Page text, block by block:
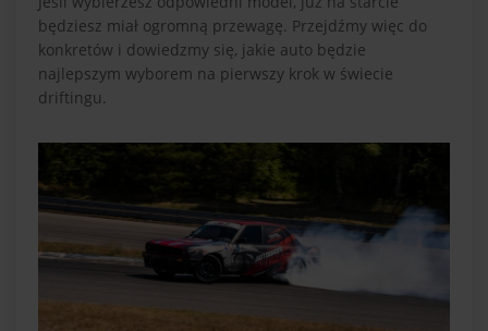
będziesz miał ogromną przewagę. Przejdźmy więc do
konkretów i dowiedzmy się, jakie auto będzie
najlepszym wyborem na pierwszy krok w świecie
driftingu.